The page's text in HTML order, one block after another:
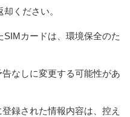
ください。
カードは、環境保全のた
なしに変更する可能性があ
録された情報内容は、控え